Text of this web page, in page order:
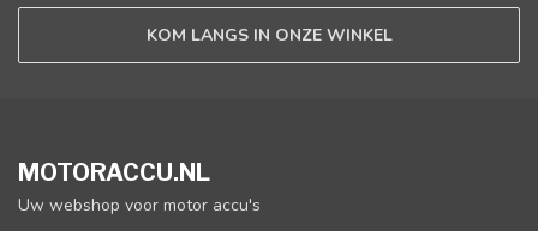
KOM LANGS IN ONZE WINKEL
MOTORACCU.NL
Uw webshop voor motor accu's